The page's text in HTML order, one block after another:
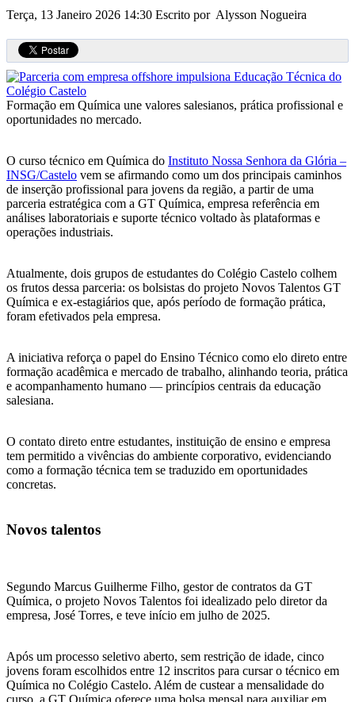
Terça, 13 Janeiro 2026 14:30 Escrito por Alysson Nogueira
Formação em Química une valores salesianos, prática profissional e
oportunidades no mercado.
O curso técnico em Química do Instituto Nossa Senhora da Glória –
INSG/Castelo vem se afirmando como um dos principais caminhos
de inserção profissional para jovens da região, a partir de uma
parceria estratégica com a GT Química, empresa referência em
análises laboratoriais e suporte técnico voltado às plataformas e
operações industriais.
Atualmente, dois grupos de estudantes do Colégio Castelo colhem
os frutos dessa parceria: os bolsistas do projeto Novos Talentos GT
Química e ex-estagiários que, após período de formação prática,
foram efetivados pela empresa.
A iniciativa reforça o papel do Ensino Técnico como elo direto entre
formação acadêmica e mercado de trabalho, alinhando teoria, prática
e acompanhamento humano — princípios centrais da educação
salesiana.
O contato direto entre estudantes, instituição de ensino e empresa
tem permitido a vivências do ambiente corporativo, evidenciando
como a formação técnica tem se traduzido em oportunidades
concretas.
Novos talentos
Segundo Marcus Guilherme Filho, gestor de contratos da GT
Química, o projeto Novos Talentos foi idealizado pelo diretor da
empresa, José Torres, e teve início em julho de 2025.
Após um processo seletivo aberto, sem restrição de idade, cinco
jovens foram escolhidos entre 12 inscritos para cursar o técnico em
Química no Colégio Castelo. Além de custear a mensalidade do